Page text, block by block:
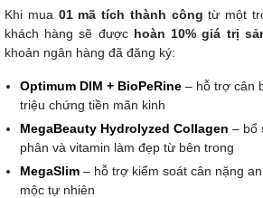
Khi mua 01 mã tích thành công từ một
khách hàng sẽ được hoàn 10% giá trị
khoản ngân hàng đã đăng ký:
Optimum DIM + BioPeRine – hỗ trợ cân
triệu chứng tiền mãn kinh
MegaBeauty Hydrolyzed Collagen – bổ
phân và vitamin làm đẹp từ bên trong
MegaSlim – hỗ trợ kiểm soát cân nặng
mộc tự nhiên